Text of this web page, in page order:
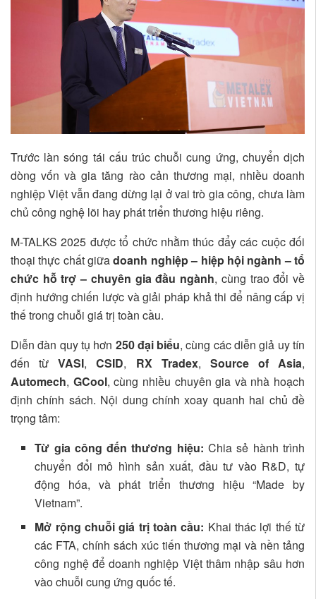
Trước làn sóng tái cấu trúc chuỗi cung ứng, chuyển dịch
dòng vốn và gia tăng rào cản thương mại, nhiều doanh
nghiệp Việt vẫn đang dừng lại ở vai trò gia công, chưa làm
chủ công nghệ lõi hay phát triển thương hiệu riêng.
M-TALKS 2025 được tổ chức nhằm thúc đẩy các cuộc đối
thoại thực chất giữadoanh nghiệp – hiệp hội ngành – tổ
chức hỗ trợ – chuyên gia đầu ngành, cùng trao đổi về
định hướng chiến lược và giải pháp khả thi để nâng cấp vị
thế trong chuỗi giá trị toàn cầu.
Diễn đàn quy tụ hơn 250 đại biểu, cùng các diễn giả uy tín
đến từVASI,CSID, RX Tradex, Source of Asia,
Automech, GCool, cùng nhiều chuyên gia và nhà hoạch
định chính sách. Nội dung chính xoay quanh hai chủ đề
trọng tâm:
Từ gia công đến thương hiệu: Chia sẻ hành trình
chuyển đổi mô hình sản xuất, đầu tư vào R&D, tự
động hóa, và phát triển thương hiệu “Made by
Vietnam”.
Mở rộng chuỗi giá trị toàn cầu: Khai thác lợi thế từ
các FTA, chính sách xúc tiến thương mại và nền tảng
công nghệ để doanh nghiệp Việt thâm nhập sâu hơn
vào chuỗi cung ứng quốc tế.